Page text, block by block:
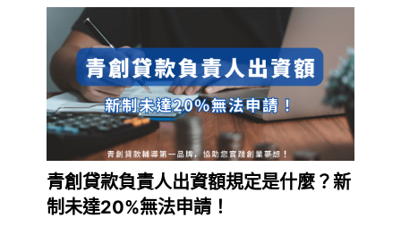
青創貸款負責人出資額規定是什麼？新
制未達20%無法申請！